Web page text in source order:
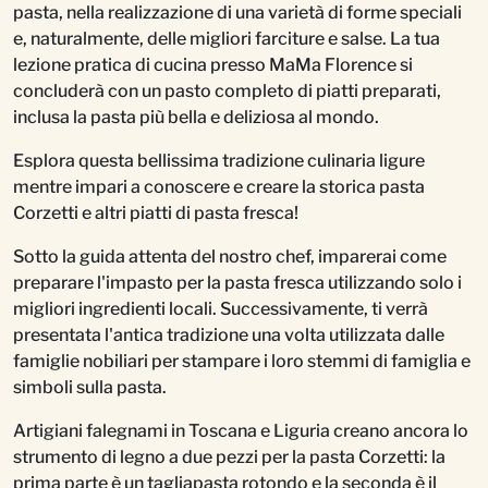
pasta, nella realizzazione di una varietà di forme speciali
e, naturalmente, delle migliori farciture e salse. La tua
lezione pratica di cucina presso MaMa Florence si
concluderà con un pasto completo di piatti preparati,
inclusa la pasta più bella e deliziosa al mondo.
Esplora questa bellissima tradizione culinaria ligure
mentre impari a conoscere e creare la storica pasta
Corzetti e altri piatti di pasta fresca!
Sotto la guida attenta del nostro chef, imparerai come
preparare l'impasto per la pasta fresca utilizzando solo i
migliori ingredienti locali. Successivamente, ti verrà
presentata l'antica tradizione una volta utilizzata dalle
famiglie nobiliari per stampare i loro stemmi di famiglia e
simboli sulla pasta.
Artigiani falegnami in Toscana e Liguria creano ancora lo
strumento di legno a due pezzi per la pasta Corzetti: la
prima parte è un tagliapasta rotondo e la seconda è il